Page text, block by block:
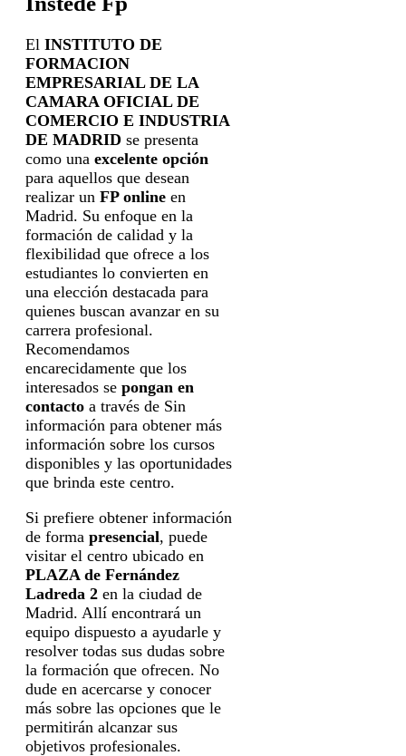
El INSTITUTO DE
FORMACION
EMPRESARIAL DE LA
CAMARA OFICIAL DE
COMERCIO E INDUSTRIA
DE MADRID se presenta
como una excelente opción
para aquellos que desean
realizar un FP online en
Madrid. Su enfoque en la
formación de calidad y la
flexibilidad que ofrece a los
estudiantes lo convierten en
una elección destacada para
quienes buscan avanzar en su
carrera profesional.
Recomendamos
encarecidamente que los
interesados se pongan en
contacto a través de Sin
información para obtener más
información sobre los cursos
disponibles y las oportunidades
que brinda este centro.
Si prefiere obtener información
de forma presencial, puede
visitar el centro ubicado en
PLAZA de Fernández
Ladreda 2 en la ciudad de
Madrid. Allí encontrará un
equipo dispuesto a ayudarle y
resolver todas sus dudas sobre
la formación que ofrecen. No
dude en acercarse y conocer
más sobre las opciones que le
permitirán alcanzar sus
objetivos profesionales.